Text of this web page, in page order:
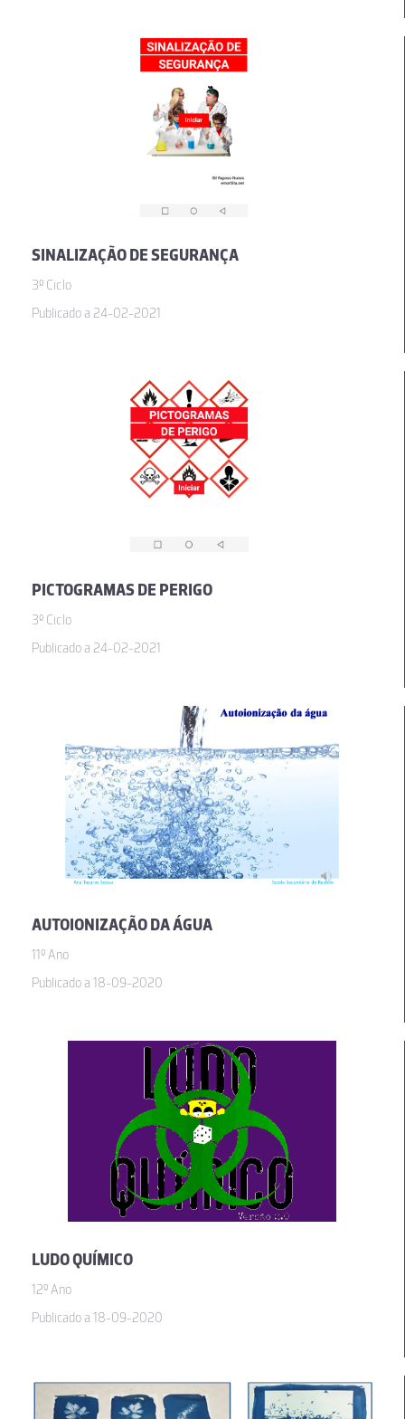
SINALIZAÇÃO DE SEGURANÇA
3º Ciclo
Publicado a 24-02-2021
PICTOGRAMAS DE PERIGO
3º Ciclo
Publicado a 24-02-2021
AUTOIONIZAÇÃO DA ÁGUA
11º Ano
Publicado a 18-09-2020
LUDO QUÍMICO
12º Ano
Publicado a 18-09-2020